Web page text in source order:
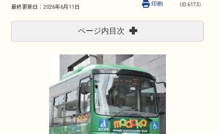
最終更新日： 2026年6月11日 （ID:6173）
印刷
ページ内目次